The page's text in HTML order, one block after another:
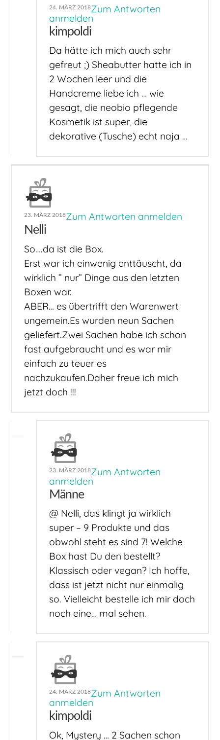
24. MÄRZ 2018Zum Antworten
anmelden
kimpoldi
Da hätte ich mich auch sehr
gefreut ;) Sheabutter hatte ich in
2 Wochen leer und die
Handcreme liebe ich … wie
gesagt, die neobio pflegende
Kosmetik ist super, die
dekorative (Tusche) echt naja …
23. MÄRZ 2018Zum Antworten anmelden
Nelli
So….da ist die Box.
Erst war ich einwenig enttäuscht, da
wirklich ” nur” Dinge aus den letzten
Boxen war.
ABER… es übertrifft den Warenwert
ungemein.Es wurden neun Sachen
geliefert.Zwei Sachen habe ich schon
fast aufgebraucht und es war mir
einfach zu teuer es
nachzukaufen.Daher freue ich mich
jetzt doch !!!
23. MÄRZ 2018Zum Antworten
anmelden
Männe
@ Nelli, das klingt ja wirklich
super – 9 Produkte und das
obwohl steht es sind 7! Welche
Box hast Du den bestellt?
Klassisch oder vegan? Ich hoffe,
dass ist jetzt nicht nur einmalig
so. Vielleicht bestelle ich mir doch
noch eine… mal sehen.
24. MÄRZ 2018Zum Antworten
anmelden
kimpoldi
Ok, Mystery … 2 Sachen schon